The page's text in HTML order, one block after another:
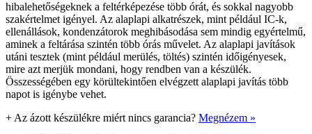
hibalehetőségeknek a feltérképezése több órát, és sokkal nagyobb
szakértelmet igényel. Az alaplapi alkatrészek, mint például IC-k,
ellenállások, kondenzátorok meghibásodása sem mindig egyértelmű,
aminek a feltárása szintén több órás művelet. Az alaplapi javítások
utáni tesztek (mint például merülés, töltés) szintén időigényesek,
mire azt merjük mondani, hogy rendben van a készülék.
Összességében egy körültekintően elvégzett alaplapi javítás több
napot is igénybe vehet.
+ Az ázott készülékre miért nincs garancia? Megnézem »